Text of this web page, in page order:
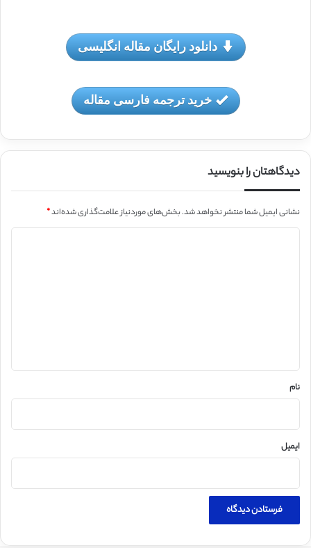
دانلود رایگان مقاله انگلیسی
خرید ترجمه فارسی مقاله
دیدگاهتان را بنویسید
نشانی ایمیل شما منتشر نخواهد شد.بخش‌های موردنیاز علامت‌گذاری شده‌اند*
نام
ایمیل